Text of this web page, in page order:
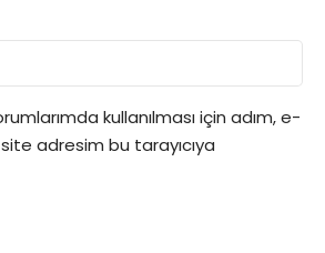
kullanılması için adım, e-
adresim bu tarayıcıya